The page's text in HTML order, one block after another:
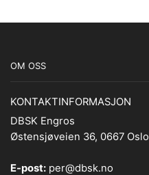
OM OSS
KONTAKTINFORMASJON
DBSK Engros
Østensjøveien 36, 0667 Oslo
E-post: per@dbsk.no